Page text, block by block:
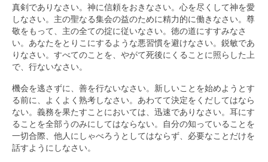
真剣でありなさい。神に信頼をおきなさい。心を尽くして神を愛
しなさい。主の聖なる集会の益のために精力的に働きなさい。尊
敬をもって、主の全ての掟に従いなさい。徳の道にすすみなさ
い。あなたをとりこにするような悪習慣を避けなさい。鋭敏であ
りなさい。すべてのことを、やがて死後にくることに照らした上
で、行ないなさい。
機会を逃さずに、善を行ないなさい。新しいことを始めようとす
る前に、よくよく熟考しなさい。あわてて決定をくだしてはなら
ない。義務を果たすことにおいては、迅速でありなさい。耳にす
ることを全部うのみにしてはならない。自分の知っていることを
一切合際、他人にしゃべろうとしてはならず、必要なことだけを
話すようにしなさい。